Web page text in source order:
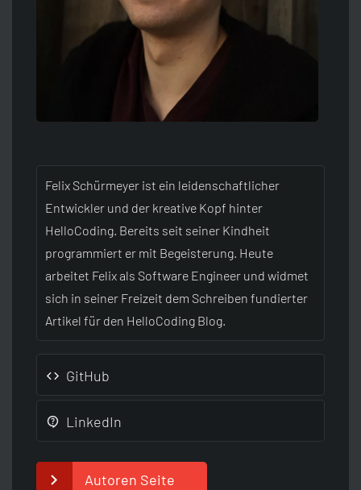
Felix Schürmeyer ist ein leidenschaftlicher
Entwickler und der kreative Kopf hinter
HelloCoding. Bereits seit seiner Kindheit
programmiert er mit Begeisterung. Heute
arbeitet Felix als Software Engineer und widmet
sich in seiner Freizeit dem Schreiben fundierter
Artikel für den HelloCoding Blog.
GitHub
LinkedIn
Autoren Seite